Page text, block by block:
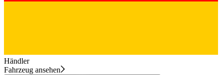
Händler
Fahrzeug ansehen